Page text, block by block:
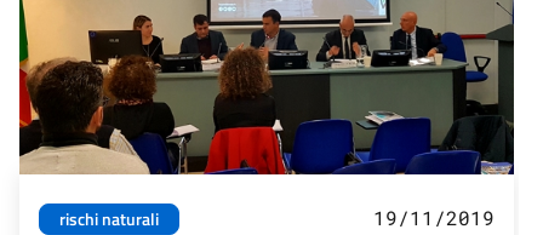
rischi naturali
19/11/2019